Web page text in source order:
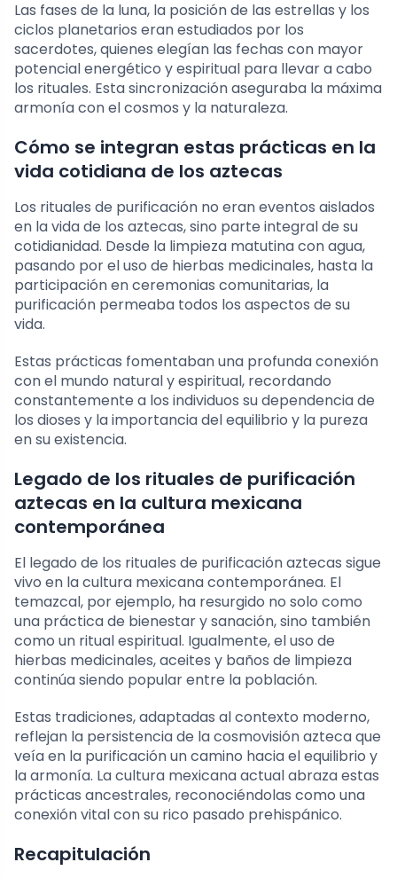
Las fases de la luna, la posición de las estrellas y los
ciclos planetarios eran estudiados por los
sacerdotes, quienes elegían las fechas con mayor
potencial energético y espiritual para llevar a cabo
los rituales. Esta sincronización aseguraba la máxima
armonía con el cosmos y la naturaleza.
Cómo se integran estas prácticas en la
vida cotidiana de los aztecas
Los rituales de purificación no eran eventos aislados
en la vida de los aztecas, sino parte integral de su
cotidianidad. Desde la limpieza matutina con agua,
pasando por el uso de hierbas medicinales, hasta la
participación en ceremonias comunitarias, la
purificación permeaba todos los aspectos de su
vida.
Estas prácticas fomentaban una profunda conexión
con el mundo natural y espiritual, recordando
constantemente a los individuos su dependencia de
los dioses y la importancia del equilibrio y la pureza
en su existencia.
Legado de los rituales de purificación
aztecas en la cultura mexicana
contemporánea
El legado de los rituales de purificación aztecas sigue
vivo en la cultura mexicana contemporánea. El
temazcal, por ejemplo, ha resurgido no solo como
una práctica de bienestar y sanación, sino también
como un ritual espiritual. Igualmente, el uso de
hierbas medicinales, aceites y baños de limpieza
continúa siendo popular entre la población.
Estas tradiciones, adaptadas al contexto moderno,
reflejan la persistencia de la cosmovisión azteca que
veía en la purificación un camino hacia el equilibrio y
la armonía. La cultura mexicana actual abraza estas
prácticas ancestrales, reconociéndolas como una
conexión vital con su rico pasado prehispánico.
Recapitulación